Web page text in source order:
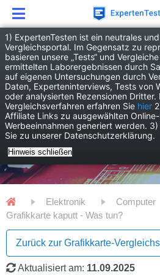
1) ExpertenTesten ist ein neutrales
Vergleichsportal. Im Gegensatz zu
basieren unsere „Tests“ und
ermittelten Laborergebnissen durch
auf eigenen Untersuchungen durch
Daten, Experteninterviews, Tests von
oder analysierten Rezensionen
Vergleichsverfahren erfahren Sie hier
Affiliate Links zu ausgewählten
Werbeeinnahmen generiert werden.
Sie zu unserer Datenschutzerklärung.
Hinweis schließen
Elektronik Computer
Grafikkarte kaputt - Was tun?
Zurück zur Grafikkarte-
Aktualisiert am: 11.09.2025